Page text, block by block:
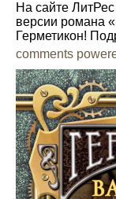
На сайте
версии романа
Герметикон!
comments